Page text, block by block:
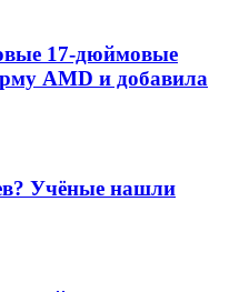
17-дюймовые
AMD и добавила
Учёные нашли